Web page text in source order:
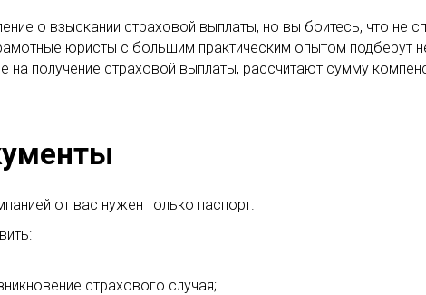
о взыскании страховой выплаты, но вы боитесь, что не
юристы с большим практическим опытом подберут
на получение страховой выплаты, рассчитают сумму
от вас нужен только паспорт.
страхового случая;